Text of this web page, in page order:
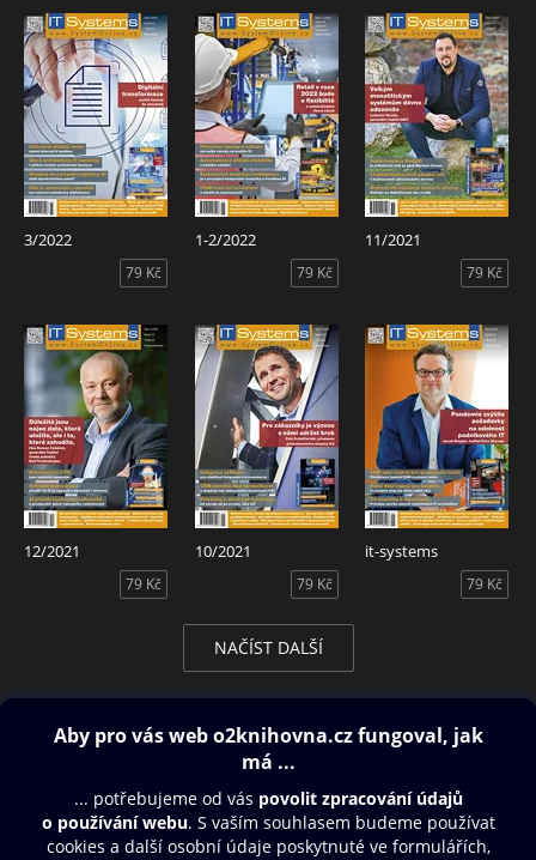
3/2022
79 Kč
1-2/2022
79 Kč
11/2021
79 Kč
12/2021
79 Kč
10/2021
79 Kč
it-systems
79 Kč
NAČÍST DALŠÍ
Obsah ke stažení
Moje O2 Knihovna